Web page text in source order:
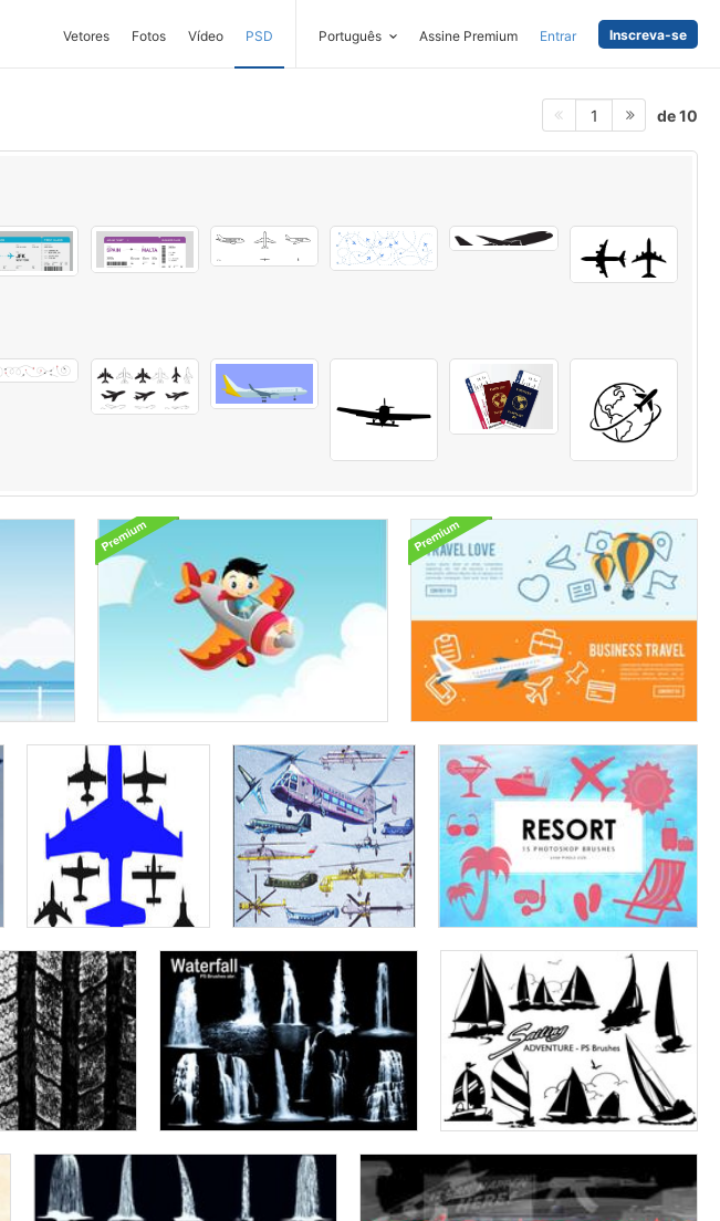
Vetores Fotos Vídeo PSD Português Assine Premium Entrar Inscreva-se
1 de 10